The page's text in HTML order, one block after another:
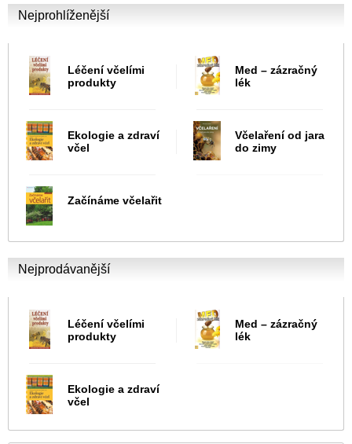
Nejprohlíženější
Léčení včelími
produkty
Med – zázračný
lék
Ekologie a zdraví
včel
Včelaření od jara
do zimy
Začínáme včelařit
Nejprodávanější
Léčení včelími
produkty
Med – zázračný
lék
Ekologie a zdraví
včel